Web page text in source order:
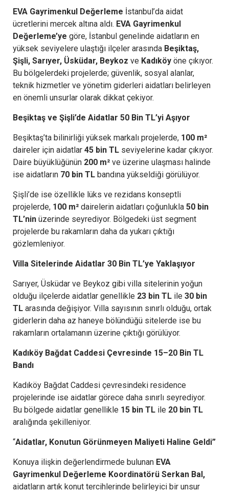
EVA Gayrimenkul Değerleme İstanbul’da aidat
ücretlerini mercek altına aldı. EVA Gayrimenkul
Değerleme’ye göre, İstanbul genelinde aidatların en
yüksek seviyelere ulaştığı ilçeler arasında Beşiktaş,
Şişli, Sarıyer, Üsküdar, Beykoz ve Kadıköy öne çıkıyor.
Bu bölgelerdeki projelerde; güvenlik, sosyal alanlar,
teknik hizmetler ve yönetim giderleri aidatları belirleyen
en önemli unsurlar olarak dikkat çekiyor.
Beşiktaş ve Şişli’de Aidatlar 50 Bin TL’yi Aşıyor
Beşiktaş’ta bilinirliği yüksek markalı projelerde, 100 m²
daireler için aidatlar 45 bin TL seviyelerine kadar çıkıyor.
Daire büyüklüğünün 200 m² ve üzerine ulaşması halinde
ise aidatların 70 bin TL bandına yükseldiği görülüyor.
Şişli’de ise özellikle lüks ve rezidans konseptli
projelerde, 100 m² dairelerin aidatları çoğunlukla 50 bin
TL’nin üzerinde seyrediyor. Bölgedeki üst segment
projelerde bu rakamların daha da yukarı çıktığı
gözlemleniyor.
Villa Sitelerinde Aidatlar 30 Bin TL’ye Yaklaşıyor
Sarıyer, Üsküdar ve Beykoz gibi villa sitelerinin yoğun
olduğu ilçelerde aidatlar genellikle 23 bin TL ile 30 bin
TL arasında değişiyor. Villa sayısının sınırlı olduğu, ortak
giderlerin daha az haneye bölündüğü sitelerde ise bu
rakamların ortalamanın üzerine çıktığı görülüyor.
Kadıköy Bağdat Caddesi Çevresinde 15–20 Bin TL
Bandı
Kadıköy Bağdat Caddesi çevresindeki residence
projelerinde ise aidatlar görece daha sınırlı seyrediyor.
Bu bölgede aidatlar genellikle 15 bin TL ile 20 bin TL
aralığında şekilleniyor.
“Aidatlar, Konutun Görünmeyen Maliyeti Haline Geldi”
Konuya ilişkin değerlendirmede bulunan EVA
Gayrimenkul Değerleme Koordinatörü Serkan Bal,
aidatların artık konut tercihlerinde belirleyici bir unsur